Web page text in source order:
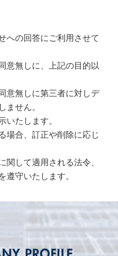
への回答にご利用させて
意無しに、上記の目的以
意無しに第三者に対しデ
ません。
いたします。
場合、訂正や削除に応じ
関して適用される法令、
遵守いたします。